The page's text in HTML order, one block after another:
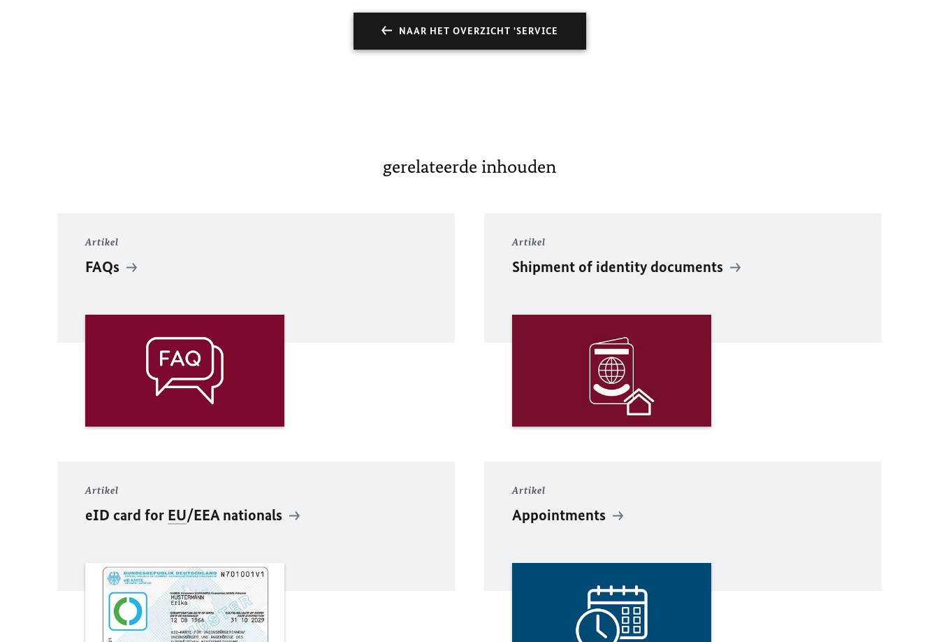
NAAR HET OVERZICHT 'SERVICE
gerelateerde inhouden
Artikel
FAQs
Artikel
Shipment of identity documents
Artikel
eID card for EU/EEA nationals
Artikel
Appointments